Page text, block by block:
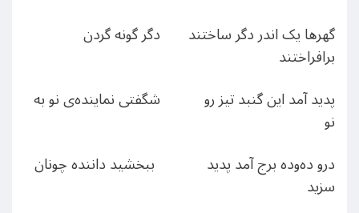
گهرها یک اندر دگر ساختند دگر گونه گردن
برافراختند
پدید آمد این گنبد تیز رو شگفتی نماینده‌ی نو به
نو
درو ده‌وده برج آمد پدید ببخشید داننده چونان
سزید